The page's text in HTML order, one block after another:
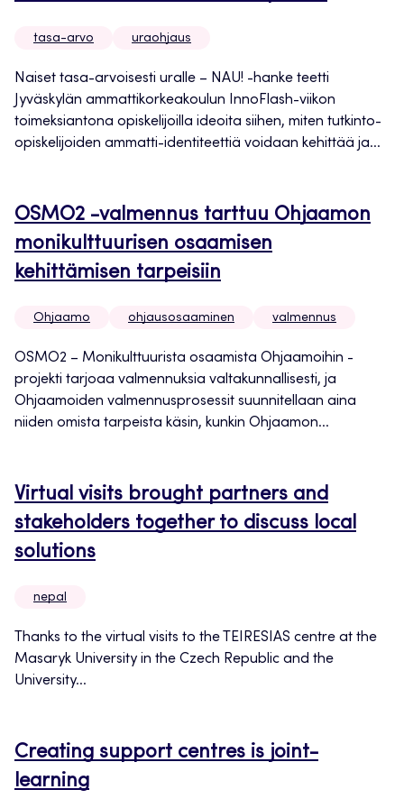
tasa-arvo uraohjaus
Naiset tasa-arvoisesti uralle – NAU! -hanke teetti
Jyväskylän ammattikorkeakoulun InnoFlash-viikon
toimeksiantona opiskelijoilla ideoita siihen, miten tutkinto-
opiskelijoiden ammatti-identiteettiä voidaan kehittää ja...
OSMO2 -valmennus tarttuu Ohjaamon
monikulttuurisen osaamisen
kehittämisen tarpeisiin
Ohjaamo ohjausosaaminen valmennus
OSMO2 – Monikulttuurista osaamista Ohjaamoihin -
projekti tarjoaa valmennuksia valtakunnallisesti, ja
Ohjaamoiden valmennusprosessit suunnitellaan aina
niiden omista tarpeista käsin, kunkin Ohjaamon...
Virtual visits brought partners and
stakeholders together to discuss local
solutions
nepal
Thanks to the virtual visits to the TEIRESIAS centre at the
Masaryk University in the Czech Republic and the
University...
Creating support centres is joint-
learning